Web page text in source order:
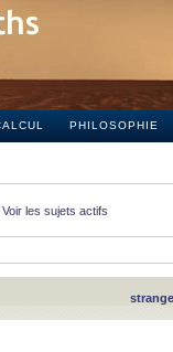
PHILOSOPHIE
Voir les sujets actifs